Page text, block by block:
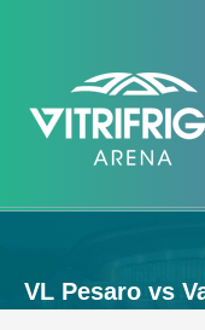
VL Pesaro vs